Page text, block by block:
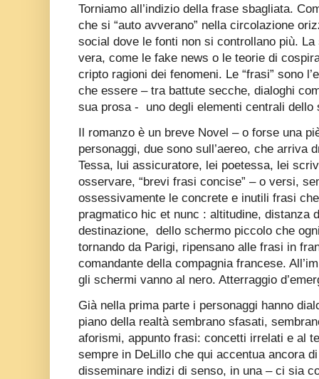
Torniamo all’indizio della frase sbagliata.
che si “auto avverano” nella circolazione
social dove le fonti non si controllano più.
vera, come le fake news o le teorie di
cripto ragioni dei fenomeni. Le “frasi” sono
che essere – tra battute secche, dialoghi
sua prosa - uno degli elementi centrali dello
Il romanzo è un breve Novel – o forse una
personaggi, due sono sull’aereo, che arriva
Tessa, lui assicuratore, lei poetessa, lei
osservare, “brevi frasi concise” – o versi,
ossessivamente le concrete e inutili frasi
pragmatico hic et nunc : altitudine, distanza
destinazione, dello schermo piccolo che
tornando da Parigi, ripensano alle frasi in
comandante della compagnia francese.
gli schermi vanno al nero. Atterraggio
Già nella prima parte i personaggi hanno
piano della realtà sembrano sfasati,
aforismi, appunto frasi: concetti irrelati e al
sempre in DeLillo che qui accentua ancora
disseminare indizi di senso, in una – ci sia